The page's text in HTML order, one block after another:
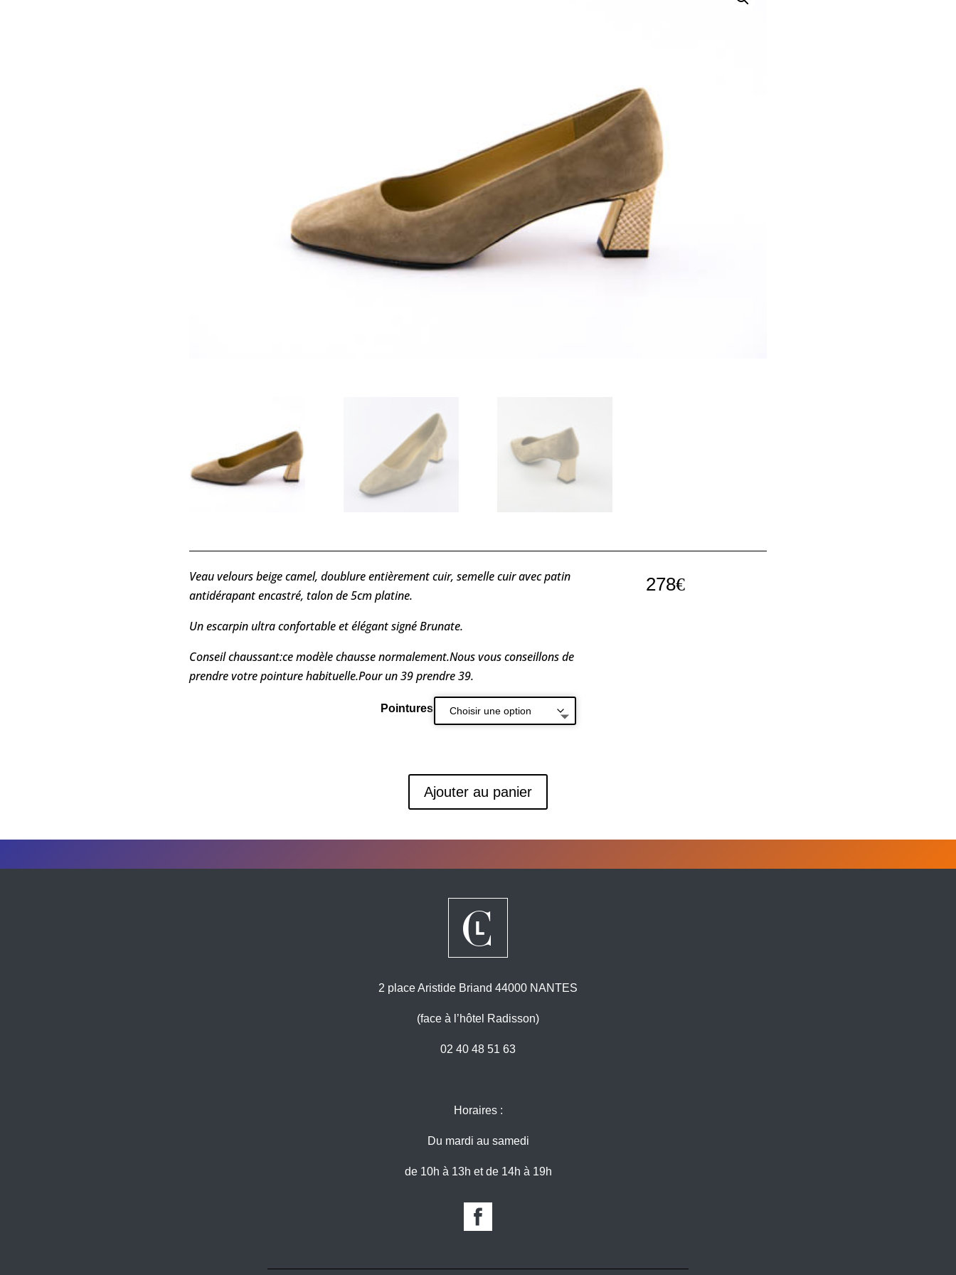
Veau velours beige camel, doublure entièrement cuir, semelle cuir avec patin
antidérapant encastré, talon de 5cm platine.
Un escarpin ultra confortable et élégant signé Brunate.
Conseil chaussant:ce modèle chausse normalement.Nous vous conseillons de
prendre votre pointure habituelle.Pour un 39 prendre 39.
278€
Pointures
Ajouter au panier
2 place Aristide Briand 44000 NANTES
(face à l’hôtel Radisson)
02 40 48 51 63
Horaires :
Du mardi au samedi
de 10h à 13h et de 14h à 19h